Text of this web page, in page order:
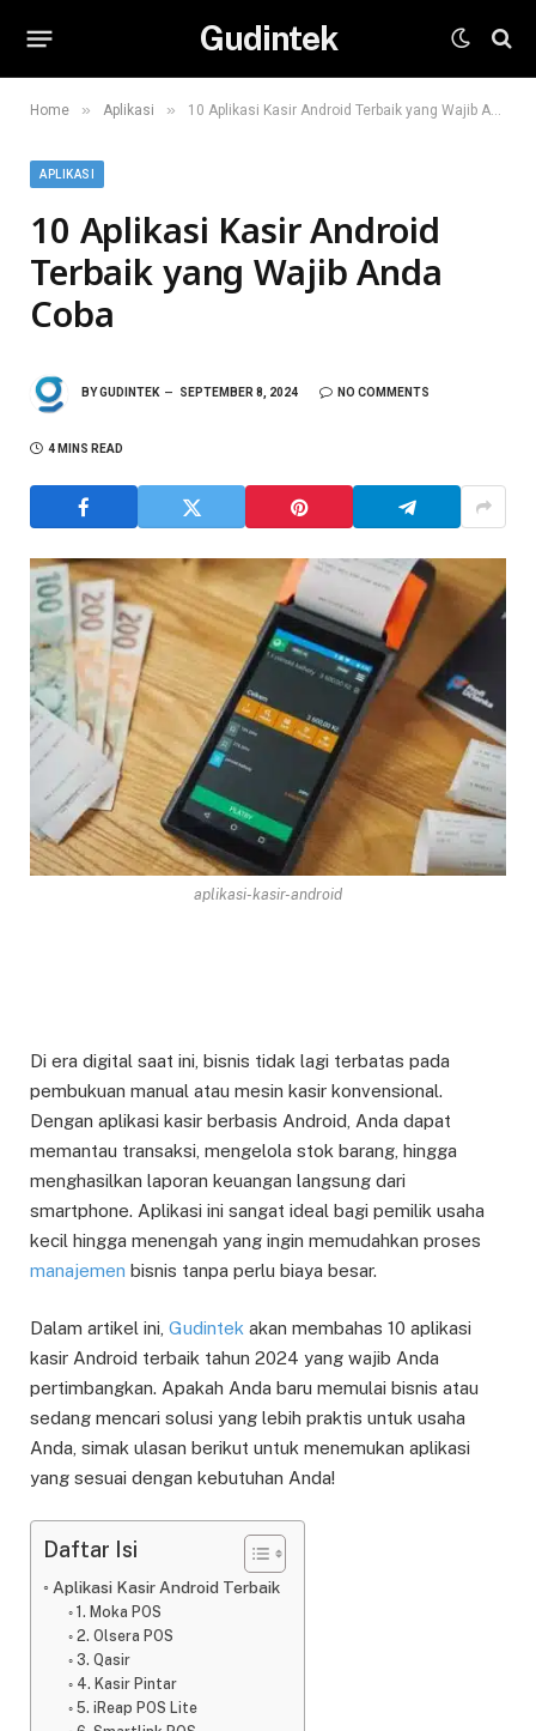
Gudintek
Home » Aplikasi » 10 Aplikasi Kasir Android Terbaik yang Wajib Anda Coba
APLIKASI
10 Aplikasi Kasir Android
Terbaik yang Wajib Anda
Coba
BYGUDINTEK SEPTEMBER 8, 2024 NO COMMENTS
4 MINS READ
aplikasi-kasir-android
Di era digital saat ini, bisnis tidak lagi terbatas pada
pembukuan manual atau mesin kasir konvensional.
Dengan aplikasi kasir berbasis Android, Anda dapat
memantau transaksi, mengelola stok barang, hingga
menghasilkan laporan keuangan langsung dari
smartphone. Aplikasi ini sangat ideal bagi pemilik usaha
kecil hingga menengah yang ingin memudahkan proses
manajemen bisnis tanpa perlu biaya besar.
Dalam artikel ini, Gudintek akan membahas 10 aplikasi
kasir Android terbaik tahun 2024 yang wajib Anda
pertimbangkan. Apakah Anda baru memulai bisnis atau
sedang mencari solusi yang lebih praktis untuk usaha
Anda, simak ulasan berikut untuk menemukan aplikasi
yang sesuai dengan kebutuhan Anda!
Daftar Isi
Aplikasi Kasir Android Terbaik
1. Moka POS
2. Olsera POS
3. Qasir
4. Kasir Pintar
5. iReap POS Lite